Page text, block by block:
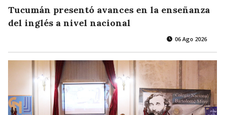
Tucumán presentó avances en la enseñanza
del inglés a nivel nacional
06 Ago 2026